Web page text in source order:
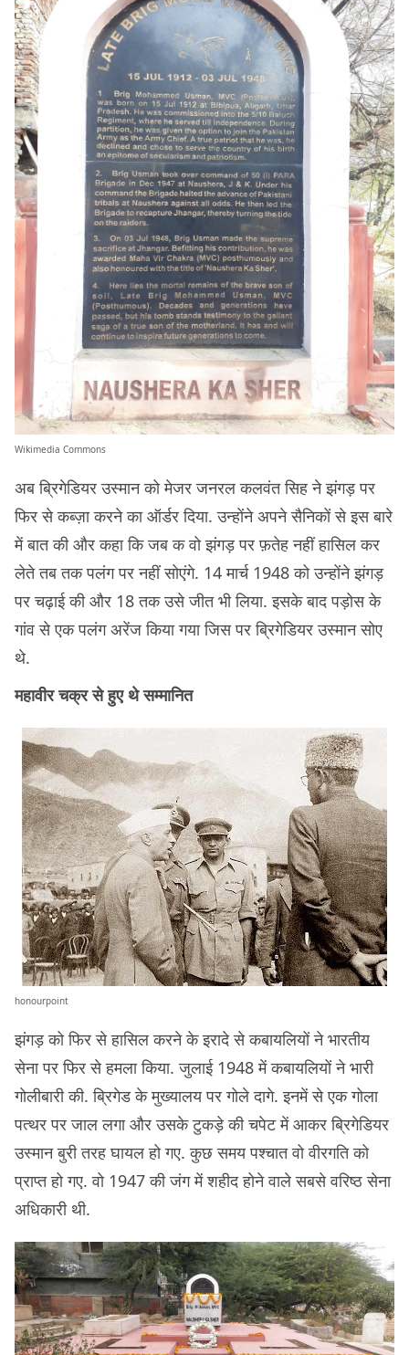
Wikimedia Commons
अब ब्रिगेडियर उस्मान को मेजर जनरल कलवंत सिह ने झंगड़ पर
फिर से कब्ज़ा करने का ऑर्डर दिया. उन्होंने अपने सैनिकों से इस बारे
में बात की और कहा कि जब क वो झंगड़ पर फ़तेह नहीं हासिल कर
लेते तब तक पलंग पर नहीं सोएंगे. 14 मार्च 1948 को उन्होंने झंगड़
पर चढ़ाई की और 18 तक उसे जीत भी लिया. इसके बाद पड़ोस के
गांव से एक पलंग अरेंज किया गया जिस पर ब्रिगेडियर उस्मान सोए
थे.
महावीर चक्र से हुए थे सम्मानित
honourpoint
झंगड़ को फिर से हासिल करने के इरादे से कबायलियों ने भारतीय
सेना पर फिर से हमला किया. जुलाई 1948 में कबायलियों ने भारी
गोलीबारी की. ब्रिगेड के मुख्यालय पर गोले दागे. इनमें से एक गोला
पत्थर पर जाल लगा और उसके टुकड़े की चपेट में आकर ब्रिगेडियर
उस्मान बुरी तरह घायल हो गए. कुछ समय पश्चात वो वीरगति को
प्राप्त हो गए. वो 1947 की जंग में शहीद होने वाले सबसे वरिष्ठ सेना
अधिकारी थी.